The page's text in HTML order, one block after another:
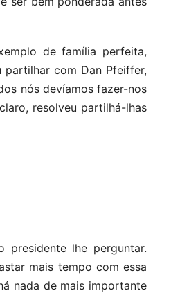
de família perfeita,
partilhar com Dan Pfeiffer,
nós devíamos fazer-nos
resolveu partilhá-lhas
presidente lhe perguntar.
mais tempo com essa
nada de mais importante